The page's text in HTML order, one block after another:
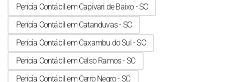
Perícia Contábil em Capivari de Baixo - SC
Perícia Contábil em Catanduvas - SC
Perícia Contábil em Caxambu do Sul - SC
Perícia Contábil em Celso Ramos - SC
Perícia Contábil em Cerro Negro - SC